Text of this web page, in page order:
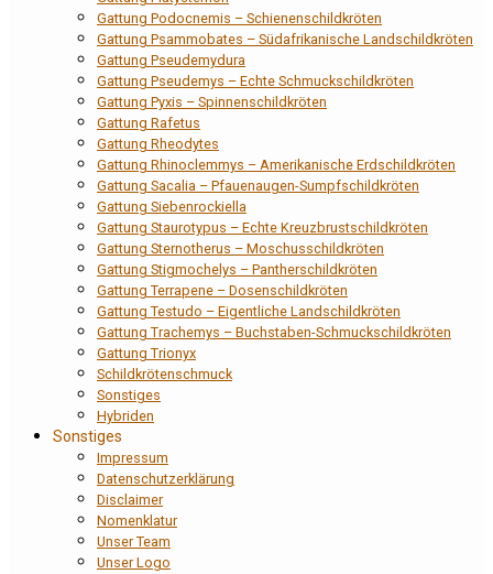
Gattung Podocnemis – Schienenschildkröten
Gattung Psammobates – Südafrikanische Landschildkröten
Gattung Pseudemydura
Gattung Pseudemys – Echte Schmuckschildkröten
Gattung Pyxis – Spinnenschildkröten
Gattung Rafetus
Gattung Rheodytes
Gattung Rhinoclemmys – Amerikanische Erdschildkröten
Gattung Sacalia – Pfauenaugen-Sumpfschildkröten
Gattung Siebenrockiella
Gattung Staurotypus – Echte Kreuzbrustschildkröten
Gattung Sternotherus – Moschusschildkröten
Gattung Stigmochelys – Pantherschildkröten
Gattung Terrapene – Dosenschildkröten
Gattung Testudo – Eigentliche Landschildkröten
Gattung Trachemys – Buchstaben-Schmuckschildkröten
Gattung Trionyx
Schildkrötenschmuck
Sonstiges
Hybriden
Sonstiges
Impressum
Datenschutzerklärung
Disclaimer
Nomenklatur
Unser Team
Unser Logo